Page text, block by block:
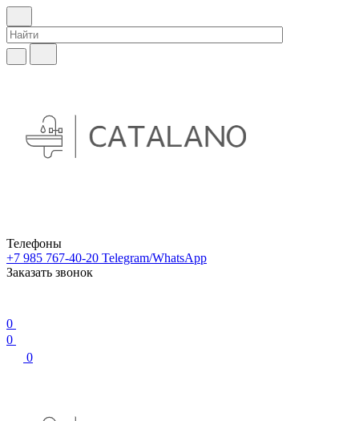
Телефоны
+7 985 767-40-20 Telegram/WhatsApp
Заказать звонок
0
0
0